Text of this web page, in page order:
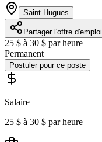
Saint-Hugues
Partager l'offre d'emploi
25 $ à 30 $ par heure
Permanent
Postuler pour ce poste
Salaire
25 $ à 30 $ par heure